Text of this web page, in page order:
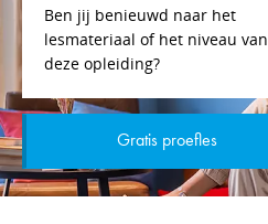
Ben jij benieuwd naar het
lesmateriaal of het niveau van
deze opleiding?
Gratis proefles